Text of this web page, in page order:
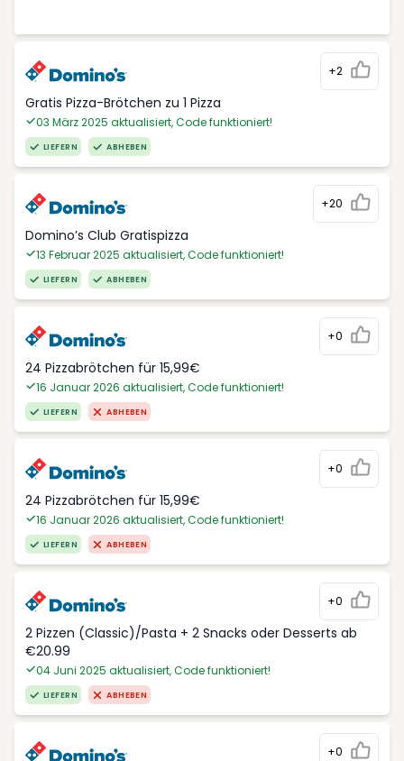
+2
Gratis Pizza-Brötchen zu 1 Pizza
03 März 2025 aktualisiert, Code funktioniert!
LIEFERN ABHEBEN
+20
Domino’s Club Gratispizza
13 Februar 2025 aktualisiert, Code funktioniert!
LIEFERN ABHEBEN
+0
24 Pizzabrötchen für 15,99€
16 Januar 2026 aktualisiert, Code funktioniert!
LIEFERN ABHEBEN
+0
24 Pizzabrötchen für 15,99€
16 Januar 2026 aktualisiert, Code funktioniert!
LIEFERN ABHEBEN
+0
2 Pizzen (Classic)/Pasta + 2 Snacks oder Desserts ab
€20.99
04 Juni 2025 aktualisiert, Code funktioniert!
LIEFERN ABHEBEN
+0